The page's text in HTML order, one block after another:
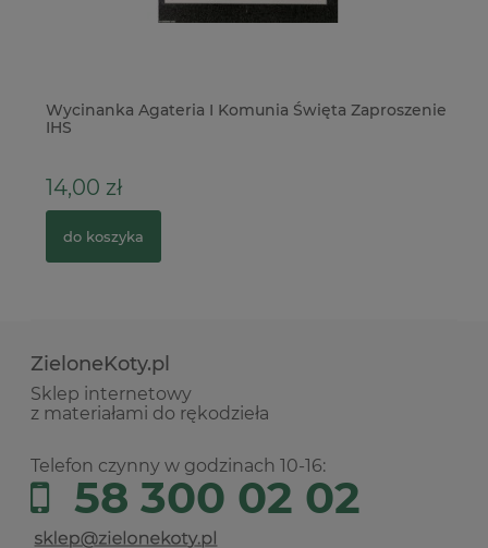
Wycinanka Agateria I Komunia Święta Zaproszenie
IHS
14,00 zł
do koszyka
ZieloneKoty.pl
Sklep internetowy
z materiałami do rękodzieła
Telefon czynny w godzinach 10-16:
58 300 02 02